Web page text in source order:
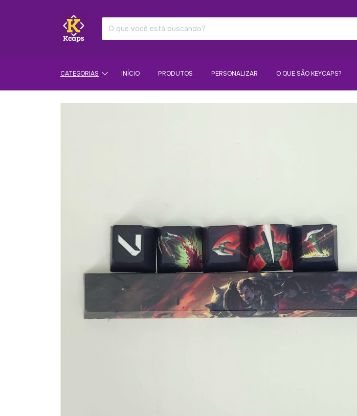
CATEGORIAS INÍCIO PRODUTOS PERSONALIZAR O QUE SÃO KEYCAPS?